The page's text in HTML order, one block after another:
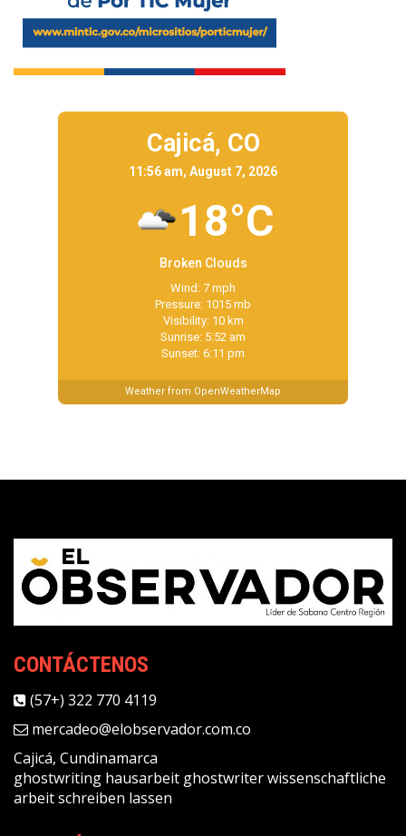
Cajicá, CO
11:56 am, August 7, 2026
18°C
Broken Clouds
Wind: 7 mph
Pressure: 1015 mb
Visibility: 10 km
Sunrise: 5:52 am
Sunset: 6:11 pm
Weather from OpenWeatherMap
CONTÁCTENOS
(57+) 322 770 4119
mercadeo@elobservador.com.co
Cajicá, Cundinamarca
ghostwriting hausarbeit ghostwriterwissenschaftliche
arbeit schreiben lassen